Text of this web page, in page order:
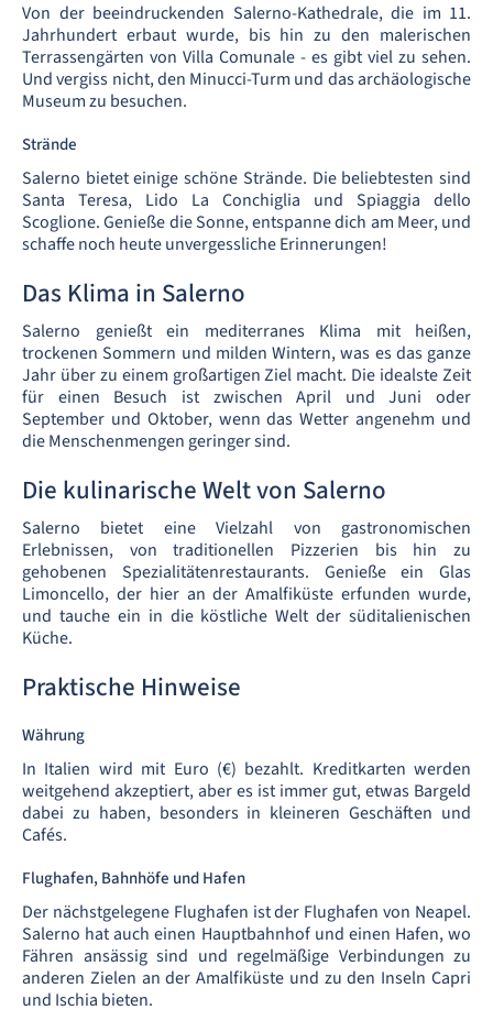
Von der beeindruckenden Salerno-Kathedrale, die im 11.
Jahrhundert erbaut wurde, bis hin zu den malerischen
Terrassengärten von Villa Comunale - es gibt viel zu sehen.
Und vergiss nicht, den Minucci-Turm und das archäologische
Museum zu besuchen.
Strände
Salerno bietet einige schöne Strände. Die beliebtesten sind
Santa Teresa, Lido La Conchiglia und Spiaggia dello
Scoglione. Genieße die Sonne, entspanne dich am Meer, und
schaffe noch heute unvergessliche Erinnerungen!
Das Klima in Salerno
Salerno genießt ein mediterranes Klima mit heißen,
trockenen Sommern und milden Wintern, was es das ganze
Jahr über zu einem großartigen Ziel macht. Die idealste Zeit
für einen Besuch ist zwischen April und Juni oder
September und Oktober, wenn das Wetter angenehm und
die Menschenmengen geringer sind.
Die kulinarische Welt von Salerno
Salerno bietet eine Vielzahl von gastronomischen
Erlebnissen, von traditionellen Pizzerien bis hin zu
gehobenen Spezialitätenrestaurants. Genieße ein Glas
Limoncello, der hier an der Amalfiküste erfunden wurde,
und tauche ein in die köstliche Welt der süditalienischen
Küche.
Praktische Hinweise
Währung
In Italien wird mit Euro (€) bezahlt. Kreditkarten werden
weitgehend akzeptiert, aber es ist immer gut, etwas Bargeld
dabei zu haben, besonders in kleineren Geschäften und
Cafés.
Flughafen, Bahnhöfe und Hafen
Der nächstgelegene Flughafen ist der Flughafen von Neapel.
Salerno hat auch einen Hauptbahnhof und einen Hafen, wo
Fähren ansässig sind und regelmäßige Verbindungen zu
anderen Zielen an der Amalfiküste und zu den Inseln Capri
und Ischia bieten.